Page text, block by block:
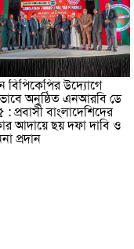
বিপিকেপির উদ্যোগে
অনুষ্ঠিত এনআরবি ডে
প্রবাসী বাংলাদেশিদের
আদায়ে ছয় দফা দাবি ও
প্রদান